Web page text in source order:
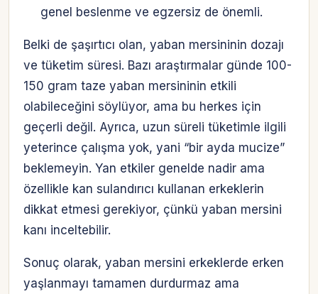
genel beslenme ve egzersiz de önemli.
Belki de şaşırtıcı olan, yaban mersininin dozajı
ve tüketim süresi. Bazı araştırmalar günde 100-
150 gram taze yaban mersininin etkili
olabileceğini söylüyor, ama bu herkes için
geçerli değil. Ayrıca, uzun süreli tüketimle ilgili
yeterince çalışma yok, yani “bir ayda mucize”
beklemeyin. Yan etkiler genelde nadir ama
özellikle kan sulandırıcı kullanan erkeklerin
dikkat etmesi gerekiyor, çünkü yaban mersini
kanı inceltebilir.
Sonuç olarak, yaban mersini erkeklerde erken
yaşlanmayı tamamen durdurmaz ama